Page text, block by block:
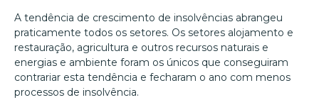
A tendência de crescimento de insolvências abrangeu
praticamente todos os setores. Os setores alojamento e
restauração, agricultura e outros recursos naturais e
energias e ambiente foram os únicos que conseguiram
contrariar esta tendência e fecharam o ano com menos
processos de insolvência.